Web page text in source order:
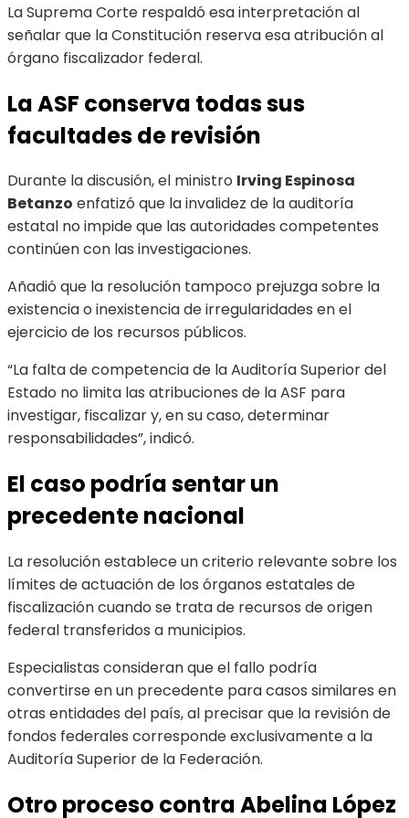
La Suprema Corte respaldó esa interpretación al
señalar que la Constitución reserva esa atribución al
órgano fiscalizador federal.
La ASF conserva todas sus
facultades de revisión
Durante la discusión, el ministro Irving Espinosa
Betanzo enfatizó que la invalidez de la auditoría
estatal no impide que las autoridades competentes
continúen con las investigaciones.
Añadió que la resolución tampoco prejuzga sobre la
existencia o inexistencia de irregularidades en el
ejercicio de los recursos públicos.
“La falta de competencia de la Auditoría Superior del
Estado no limita las atribuciones de la ASF para
investigar, fiscalizar y, en su caso, determinar
responsabilidades”, indicó.
El caso podría sentar un
precedente nacional
La resolución establece un criterio relevante sobre los
límites de actuación de los órganos estatales de
fiscalización cuando se trata de recursos de origen
federal transferidos a municipios.
Especialistas consideran que el fallo podría
convertirse en un precedente para casos similares en
otras entidades del país, al precisar que la revisión de
fondos federales corresponde exclusivamente a la
Auditoría Superior de la Federación.
Otro proceso contra Abelina López